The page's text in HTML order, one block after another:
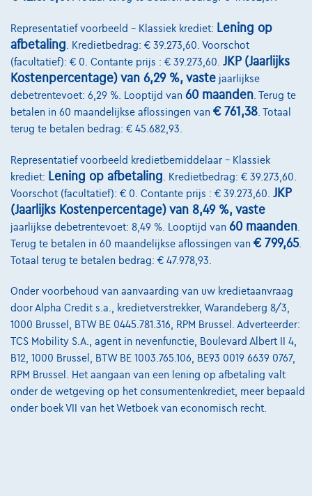
BMW 120
M Sport
07/2025
13.001 km Benzine Automaat 125 kW ( 170 PK )
€34.900 1 ✓BTW aftrekbaar
Vanaf€526,97/maandmet een laatste
maandaflossing van
€10.996,97
Ontdek het volledige cijfervoorbeeld
8900 Ieper, BMW - MINI Pautric Ieper
Vergelijk
Bekijk wagen
Representatief voorbeeld – Klassiek krediet: Lening op
afbetaling . Kredietbedrag: € 39.273,60. Voorschot
(facultatief): € 0. Contante prijs : € 39.273,60. JKP (Jaarlijks
Kostenpercentage) van 6,29 %, vaste jaarlijkse
debetrentevoet: 6,29 %. Looptijd van 60 maanden . Terug te
betalen in 60 maandelijkse aflossingen van € 761,38 . Totaal
terug te betalen bedrag: € 45.682,93.
Representatief voorbeeld kredietbemiddelaar – Klassiek
krediet: Lening op afbetaling . Kredietbedrag: € 39.273,60.
Voorschot (facultatief): € 0. Contante prijs : € 39.273,60. JKP
(Jaarlijks Kostenpercentage) van 8,49 %, vaste
jaarlijkse debetrentevoet: 8,49 %. Looptijd van 60 maanden
Terug te betalen in 60 maandelijkse aflossingen van € 799,65.
Totaal terug te betalen bedrag: € 47.978,93.
Onder voorbehoud van aanvaarding van uw kredietaanvraag
door Alpha Credit s.a., kredietverstrekker, Warandeberg 8/3,
1000 Brussel, BTW BE 0445.781.316, RPM Brussel. Adverteerder:
TCS Mobility S.A., agent in nevenfunctie, Boulevard Albert II 4,
B12, 1000 Brussel, BTW BE 1003.765.106, BE93 0019 6639 0767,
RPM Brussel. Het aangaan van een lening op afbetaling valt
onder de wetgeving op het consumentenkrediet, meer bepaald
onder boek VII van het Wetboek van economisch recht.